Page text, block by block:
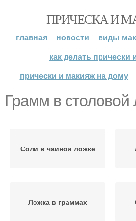
ПРИЧЕСКА И
главная новости
виды
как делать прически
прически и макияж на дому
Грамм в столовой
Соли в чайной ложке
Ложка в граммах